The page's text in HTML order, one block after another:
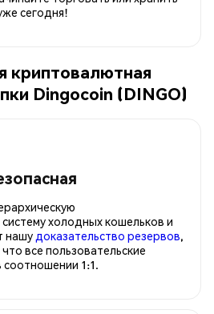
сегодня!
криптовалютная
Dingocoin (DINGO)
холодных кошельков и
нашу доказательство резервов,
все пользовательские
1:1.